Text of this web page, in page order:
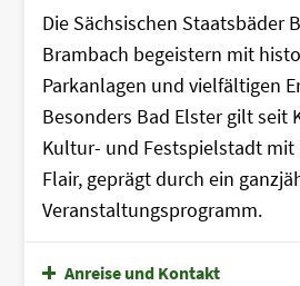
Die Sächsischen Staatsbäder
Brambach begeistern mit
Parkanlagen und vielfältigen
Besonders Bad Elster gilt seit
Kultur- und Festspielstadt
Flair, geprägt durch ein
Veranstaltungsprogramm.
Anreise und Kontakt